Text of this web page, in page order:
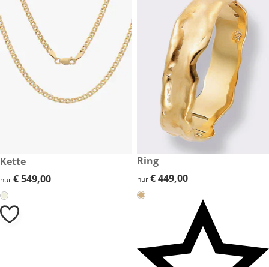
€ 549,00
Kette
€ 549,00
nur€ 549,00
€ 449,00
Ring
€ 449,00
nur€ 449,00